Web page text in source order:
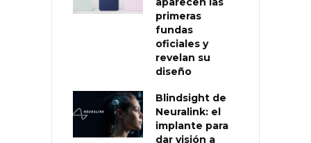
primeras
fundas
oficiales y
revelan su
diseño
Blindsight de
Neuralink: el
implante para
dar visión a